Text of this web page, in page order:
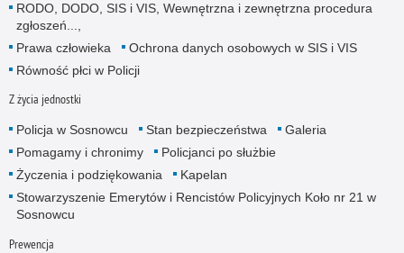
RODO, DODO, SIS i VIS, Wewnętrzna i zewnętrzna procedura
zgłoszeń...,
Prawa człowieka
Ochrona danych osobowych w SIS i VIS
Równość płci w Policji
Z życia jednostki
Policja w Sosnowcu Stan bezpieczeństwa
Galeria
Pomagamy i chronimy
Policjanci po służbie
Życzenia i podziękowania
Kapelan
Stowarzyszenie Emerytów i Rencistów Policyjnych Koło nr 21 w
Sosnowcu
Prewencja